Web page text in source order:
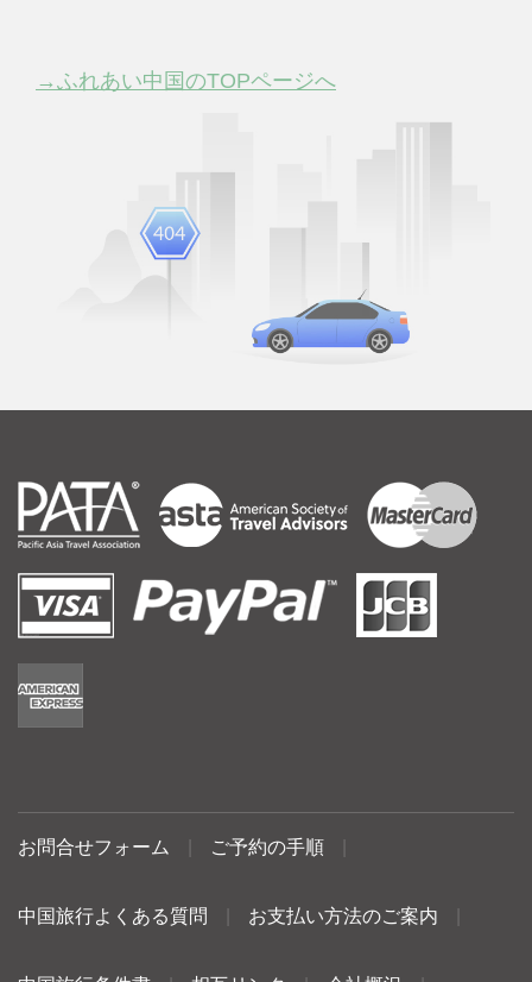
→ふれあい中国のTOPページへ
お問合せフォーム ご予約の手順
中国旅行よくある質問 お支払い方法のご案内